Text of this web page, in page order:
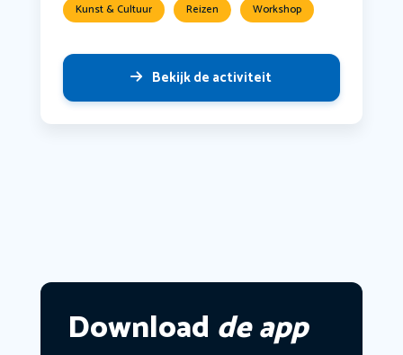
Kunst & Cultuur Reizen Workshop
Bekijk de activiteit
Download de app